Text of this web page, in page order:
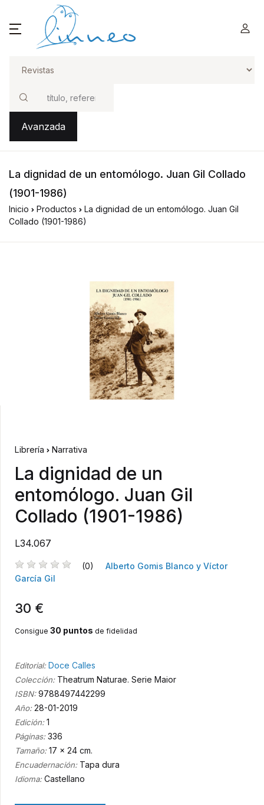
Buscar
Avanzada
La dignidad de un entomólogo. Juan Gil Collado
(1901-1986)
Inicio Productos
La dignidad de un entomólogo. Juan Gil
Collado (1901-1986)
Librería Narrativa
La dignidad de un
entomólogo. Juan Gil
Collado (1901-1986)
L34.067
(0)
Alberto Gomis Blanco y Víctor
García Gil
30 €
Consigue 30 puntos de fidelidad
Editorial: Doce Calles
Colección:Theatrum Naturae. Serie Maior
ISBN:9788497442299
Año:28-01-2019
Edición:1
Páginas:336
Tamaño:17 x 24 cm.
Encuadernación:Tapa dura
Idioma:Castellano